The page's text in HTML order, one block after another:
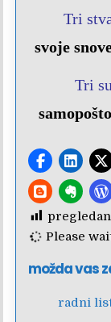
Tri
svoje
Tri
Please
možda vas
radni